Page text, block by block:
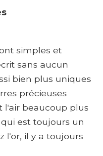
simples et
sans aucun
bien plus uniques
précieuses
l'air beaucoup plus
est toujours un
l'or, il y a toujours